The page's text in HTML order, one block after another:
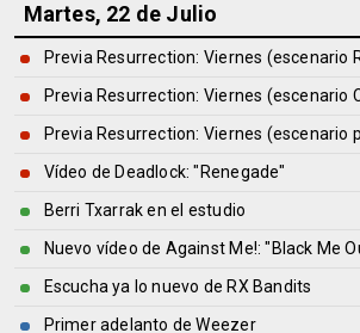
Martes, 22 de Julio
Previa Resurrection: Viernes (escenario
Previa Resurrection: Viernes (escenario
Previa Resurrection: Viernes (escenario
Vídeo de Deadlock: "Renegade"
Berri Txarrak en el estudio
Nuevo vídeo de Against Me!: "Black Me
Escucha ya lo nuevo de RX Bandits
Primer adelanto de Weezer